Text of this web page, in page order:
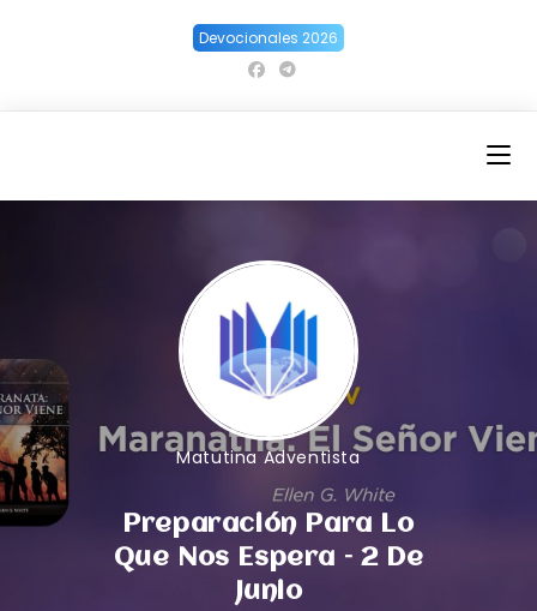
Devocionales 2026
Matutina Adventista
Preparación Para Lo
Que Nos Espera – 2 De
Junio